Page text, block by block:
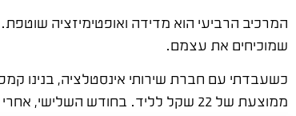
המרכיב הרביעי הוא מדידה ואופטימיזציה
שמוכיחים את עצמם.
ממוצעת של 22 שקל לליד. בחודש השלישי, אחרי אופטימיזציה, העלות ירדה ל-15 שקל.